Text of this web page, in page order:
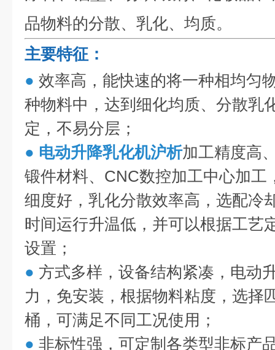
品物料的分散、乳化、均质。
主要特征：
● 效率高，能快速的将一种相均匀
种物料中，达到细化均质、分散乳
定，不易分层；
● 电动升降乳化机沪析加工精度高
锻件材料、CNC数控加工中心加工
细度好，乳化分散效率高，选配冷
时间运行升温低，并可以根据工艺
设置；
● 方式多样，设备结构紧凑，电动
力，免安装，根据物料粘度，选择
桶，可满足不同工况使用；
● 非标性强，可定制各类型非标产